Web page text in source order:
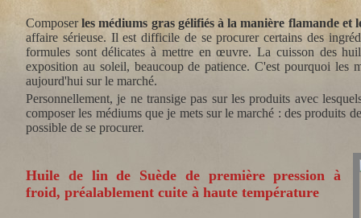
Composerles médiums gras gélifiés à la manière flamande et
affaire sérieuse. Il est difficile de se procurer certains des
formules sont délicates à mettre en œuvre. La cuisson des
exposition au soleil, beaucoup de patience. C'est pourquoi les
aujourd'hui sur le marché.
Personnellement, je ne transige pas sur les produits avec
composer les médiums que je mets sur le marché : des produits
possible de se procurer.
Huile de lin de Suède de première pression à
froid, préalablement cuite à haute température